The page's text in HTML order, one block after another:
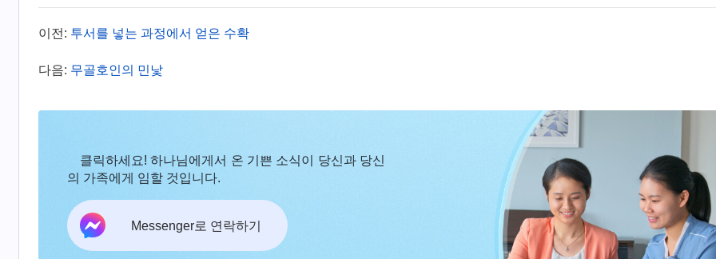
위해 줏대 없이 남의 비위나 맞추는 사람이 되어 하나님의 혐오를 샀습니다. 그런 제가 너무 증오스러웠고 더
자매가 거짓 리더인 것을 분별하고 원칙에 따라서 고발하려 했지만 리 자매에게 조언한 사람이 배척당했다
익만 지키려고 했는지 돌아봤습니다. 저는 이 문제를 놓고 기도하면서 구했습니다.
하루는 묵상 시간에 이런 하나님의 말씀을 보게 되었습니다. 『
많은 사람이 진리를 추구하고 실행하기를
원하지만, 대부분은 그런 의지와 소망만 있을 뿐, 내면에 진리의 생명이 없다. 그래서 사악한 세력과 악인, 못
된 자들이 악행을 저지르거나 거짓 리더, 적그리스도가 원칙에 어긋난 일을 해서 하나님 집의 사역에 피해를
주고 하나님의 선민이 해를 입을 때, 용기 있게 나서서 말할 엄두를 내지 못한다. 왜 용기가 없겠느냐? 담
이전: 투서를 넣는 과정에서 얻은 수확
다음: 무골호인의 민낯
클릭하세요! 하나님에게서 온 기쁜 소식이 당신과 당신
의 가족에게 임할 것입니다.
Messenger로 연락하기